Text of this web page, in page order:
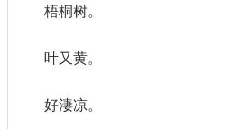
梧桐树。
叶又黄。
好淒凉。